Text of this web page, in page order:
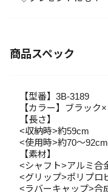
商品スペック
【型番】3B-3189
【カラー】ブラック
【長さ】
<収納時>約59cm
<使用時>約70～
【素材】
<シャフト>アルミ合
<グリップ>ポリプロ
<ラバーキャップ>合